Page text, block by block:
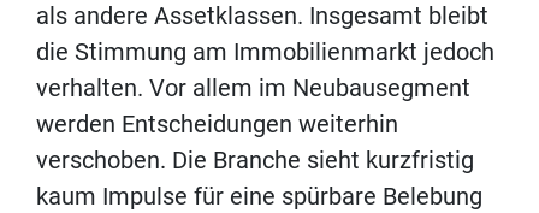
als andere Assetklassen. Insgesamt bleibt
die Stimmung am Immobilienmarkt jedoch
verhalten. Vor allem im Neubausegment
werden Entscheidungen weiterhin
verschoben. Die Branche sieht kurzfristig
kaum Impulse für eine spürbare Belebung